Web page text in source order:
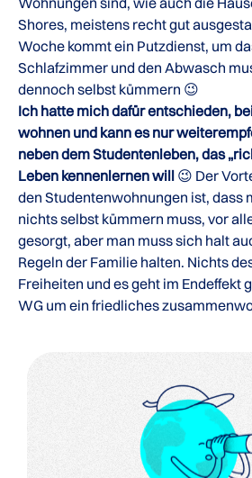
Shores, meistens recht gut
Woche kommt ein Putzdienst, um
Schlafzimmer und den Abwasch
dennoch selbst kümmern 😉
Ich hatte mich dafür entschieden,
wohnen und kann es nur
neben dem Studentenleben, das
Leben kennenlernen will 😉 Der
den Studentenwohnungen ist, dass
nichts selbst kümmern muss, vor
gesorgt, aber man muss sich halt
Regeln der Familie halten. Nichts
Freiheiten und es geht im Endeffekt
WG um ein friedliches